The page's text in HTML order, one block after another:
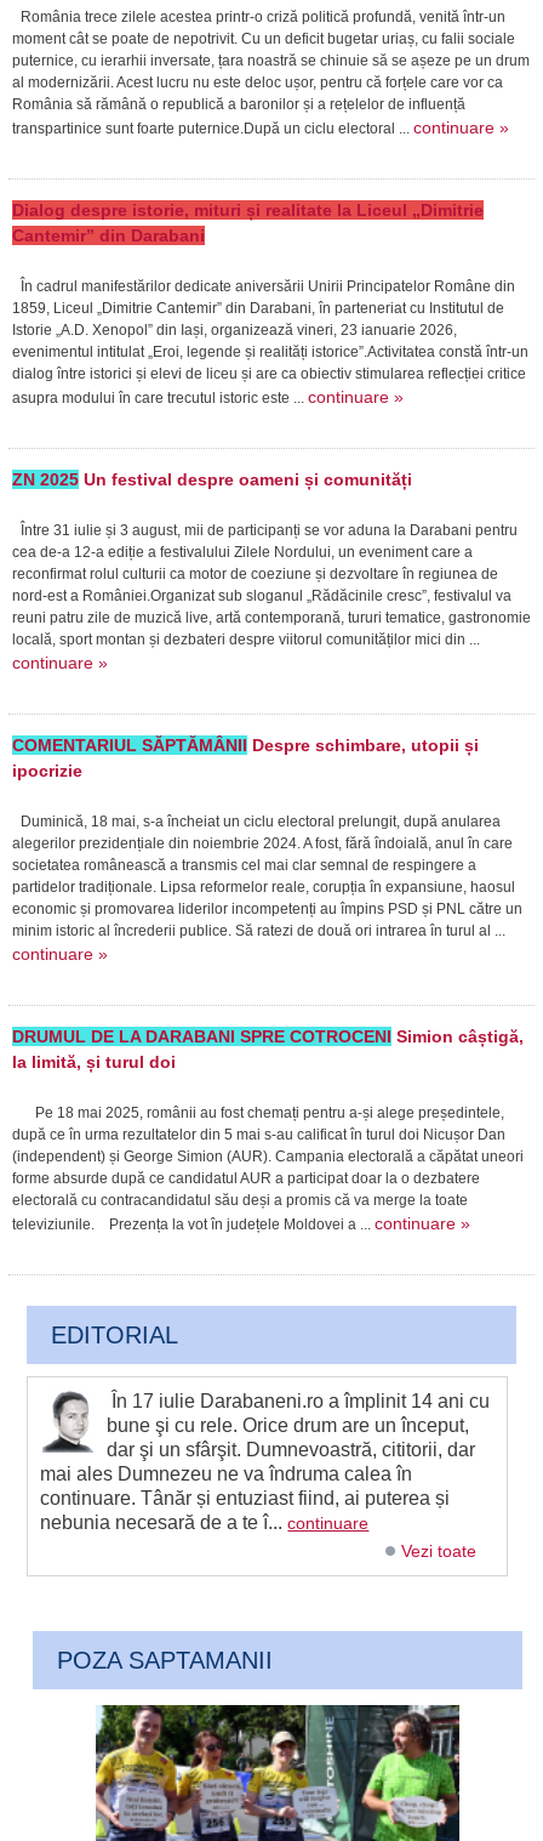
România trece zilele acestea printr-o criză politică profundă, venită într-un
moment cât se poate de nepotrivit. Cu un deficit bugetar uriaș, cu falii sociale
puternice, cu ierarhii inversate, țara noastră se chinuie să se așeze pe un drum
al modernizării. Acest lucru nu este deloc ușor, pentru că forțele care vor ca
România să rămână o republică a baronilor și a rețelelor de influență
transpartinice sunt foarte puternice.După un ciclu electoral ... continuare »
Dialog despre istorie, mituri și realitate la Liceul „Dimitrie
Cantemir” din Darabani
În cadrul manifestărilor dedicate aniversării Unirii Principatelor Române din
1859, Liceul „Dimitrie Cantemir” din Darabani, în parteneriat cu Institutul de
Istorie „A.D. Xenopol” din Iași, organizează vineri, 23 ianuarie 2026,
evenimentul intitulat „Eroi, legende și realități istorice”.Activitatea constă într-un
dialog între istorici și elevi de liceu și are ca obiectiv stimularea reflecției critice
asupra modului în care trecutul istoric este ... continuare »
ZN 2025Un festival despre oameni și comunități
Între 31 iulie și 3 august, mii de participanți se vor aduna la Darabani pentru
cea de-a 12-a ediție a festivalului Zilele Nordului, un eveniment care a
reconfirmat rolul culturii ca motor de coeziune și dezvoltare în regiunea de
nord-est a României.Organizat sub sloganul „Rădăcinile cresc”, festivalul va
reuni patru zile de muzică live, artă contemporană, tururi tematice, gastronomie
locală, sport montan și dezbateri despre viitorul comunităților mici din ...
continuare »
COMENTARIUL SĂPTĂMÂNII Despre schimbare, utopii și
ipocrizie
Duminică, 18 mai, s-a încheiat un ciclu electoral prelungit, după anularea
alegerilor prezidențiale din noiembrie 2024. A fost, fără îndoială, anul în care
societatea românească a transmis cel mai clar semnal de respingere a
partidelor tradiționale. Lipsa reformelor reale, corupția în expansiune, haosul
economic și promovarea liderilor incompetenți au împins PSD și PNL către un
minim istoric al încrederii publice. Să ratezi de două ori intrarea în turul al ...
continuare »
DRUMUL DE LA DARABANI SPRE COTROCENI Simion câștigă,
la limită, și turul doi
Pe 18 mai 2025, românii au fost chemați pentru a-și alege președintele,
după ce în urma rezultatelor din 5 mai s-au calificat în turul doi Nicușor Dan
(independent) și George Simion (AUR). Campania electorală a căpătat uneori
forme absurde după ce candidatul AUR a participat doar la o dezbatere
electorală cu contracandidatul său deși a promis că va merge la toate
televiziunile. Prezența la vot în județele Moldovei a ... continuare »
EDITORIAL
În 17 iulie Darabaneni.ro a împlinit 14 ani cu
bune şi cu rele. Orice drum are un început,
dar şi un sfârşit. Dumnevoastră, cititorii, dar
mai ales Dumnezeu ne va îndruma calea în
continuare. Tânăr și entuziast fiind, ai puterea și
nebunia necesară de a te î...continuare
Vezi toate
POZA SAPTAMANII